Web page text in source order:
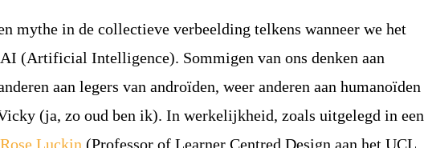
mythe in de collectieve verbeelding telkens wanneer we het
(Artificial Intelligence). Sommigen van ons denken aan
aan legers van androïden, weer anderen aan humanoïden
(ja, zo oud ben ik). In werkelijkheid, zoals uitgelegd in een
Rose Luckin (Professor of Learner Centred Design aan het UCL